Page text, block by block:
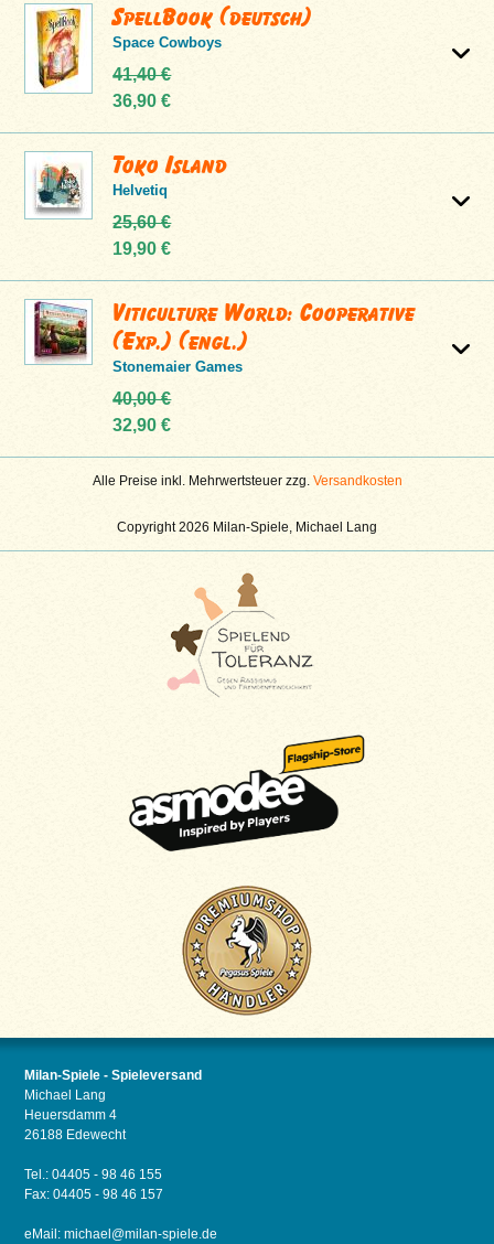
Copyright 2026 Milan-Spiele, Michael Lang
SpellBook (deutsch)
Space Cowboys
41,40 €
36,90 €
Toko Island
Helvetiq
25,60 €
19,90 €
Viticulture World: Cooperative
(Exp.) (engl.)
Stonemaier Games
40,00 €
32,90 €
Alle Preise inkl. Mehrwertsteuer zzg. Versandkosten
Milan-Spiele - Spieleversand
Michael Lang
Heuersdamm 4
26188 Edewecht
Tel.: 04405 - 98 46 155
Fax: 04405 - 98 46 157
eMail:michael@milan-spiele.de